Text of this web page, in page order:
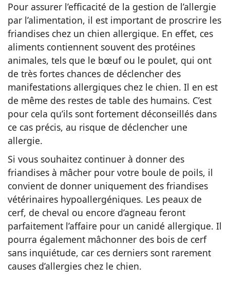
Pour assurer l’efficacité de la gestion de l’allergie
par l’alimentation, il est important de proscrire les
friandises chez un chien allergique. En effet, ces
aliments contiennent souvent des protéines
animales, tels que le bœuf ou le poulet, qui ont
de très fortes chances de déclencher des
manifestations allergiques chez le chien. Il en est
de même des restes de table des humains. C’est
pour cela qu’ils sont fortement déconseillés dans
ce cas précis, au risque de déclencher une
allergie.
Si vous souhaitez continuer à donner des
friandises à mâcher pour votre boule de poils, il
convient de donner uniquement des friandises
vétérinaires hypoallergéniques. Les peaux de
cerf, de cheval ou encore d’agneau feront
parfaitement l’affaire pour un canidé allergique. Il
pourra également mâchonner des bois de cerf
sans inquiétude, car ces derniers sont rarement
causes d’allergies chez le chien.